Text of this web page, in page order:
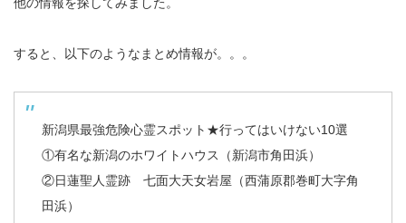
他の情報を探してみました。
すると、以下のようなまとめ情報が。。。
新潟県最強危険心霊スポット★行ってはいけない10選
①有名な新潟のホワイトハウス（新潟市角田浜）
②日蓮聖人霊跡 七面大天女岩屋（西蒲原郡巻町大字角
田浜）